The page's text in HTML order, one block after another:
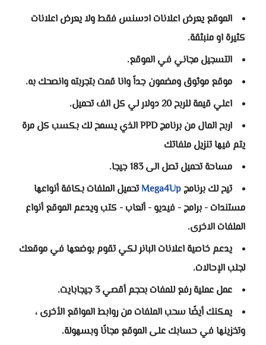
الموقع يعرض اعلانات ادسنس فقط ولا يعرض اعلانات
كثيرة او منبثقة.
التسجيل مجاني في الموقع.
موقع موثوق ومضمون جداً وانا قمت بتجربته وانصحك به.
اعلي قيمة للربح 20 دولار لي كل الف تحميل.
اربح المال من برنامج PPD الذي يسمح لك بكسب كل مرة
يتم فيها تنزيل ملفاتك
مساحة تحميل تصل الى 183 جيجا.
تيح لك برنامجMega4Up تحميل الملفات بكافة أنواعها
مستندات - برامج - فيديو - ألعاب - كتب ويدعم الموقع أنواع
الملفات الاخرى.
يدعم خاصية اعلانات البانر لكي تقوم بوضعها في موقعك
لجلب الإحالات.
عمل عملية رفع للمفات بحجم أقصي 3 جيجابايت.
يمكنك أيضًا سحب الملفات من روابط المواقع الأخرى ،
وتخزينها في حسابك على الموقع مجانًا وبسهولة.